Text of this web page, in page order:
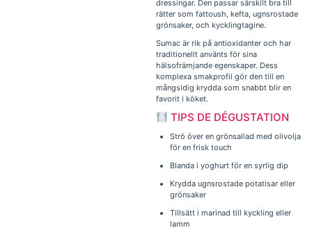
dressingar. Den passar särskilt bra till
rätter som fattoush, kefta, ugnsrostade
grönsaker, och kycklingtagine.
Sumac är rik på antioxidanter och har
traditionellt använts för sina
hälsofrämjande egenskaper. Dess
komplexa smakprofil gör den till en
mångsidig krydda som snabbt blir en
favorit i köket.
TIPS DE DÉGUSTATION
Strö över en grönsallad med olivolja
för en frisk touch
Blanda i yoghurt för en syrlig dip
Krydda ugnsrostade potatisar eller
grönsaker
Tillsätt i marinad till kyckling eller
lamm